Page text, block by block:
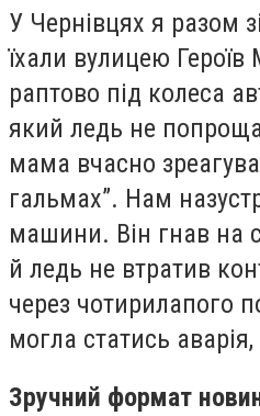
У Чернівцях я разом
їхали вулицею
раптово під колеса
який ледь не
мама вчасно
гальмах”. Нам
машини. Він гнав на
й ледь не втратив
через чотирилапого
могла статись
Зручний формат